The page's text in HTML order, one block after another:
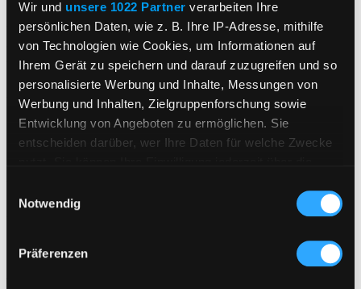
Wir und unsere 1022 Partner verarbeiten Ihre
persönlichen Daten, wie z. B. Ihre IP-Adresse, mithilfe
von Technologien wie Cookies, um Informationen auf
Ihrem Gerät zu speichern und darauf zuzugreifen und so
personalisierte Werbung und Inhalte, Messungen von
Werbung und Inhalten, Zielgruppenforschung sowie
Entwicklung von Angeboten zu ermöglichen. Sie
entscheiden darüber, wer Ihre Daten für welche Zwecke
Trigger Symbol ändern oder widerrufen
Informationen über Ihre geografische Lage
Notwendig
Präferenzen
Gebinde in Liter 0.75
Anbaugebiete Baden g.U.
Ursprungsland Deutsches Erzeugnis
Kurzer Überblick
Inhalt